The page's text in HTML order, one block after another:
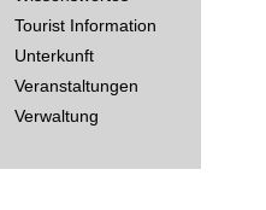
Tourist Information
Unterkunft
Veranstaltungen
Verwaltung